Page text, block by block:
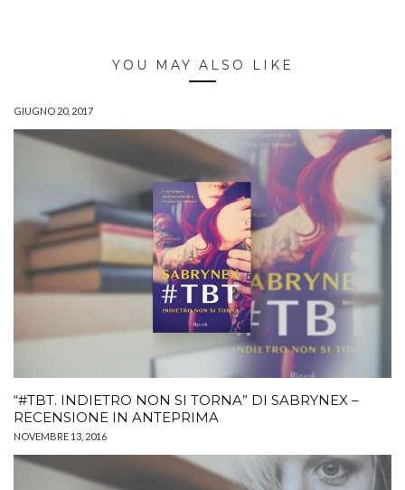
YOU MAY ALSO LIKE
GIUGNO 20, 2017
“#TBT. INDIETRO NON SI TORNA” DI SABRYNEX –
RECENSIONE IN ANTEPRIMA
NOVEMBRE 13, 2016